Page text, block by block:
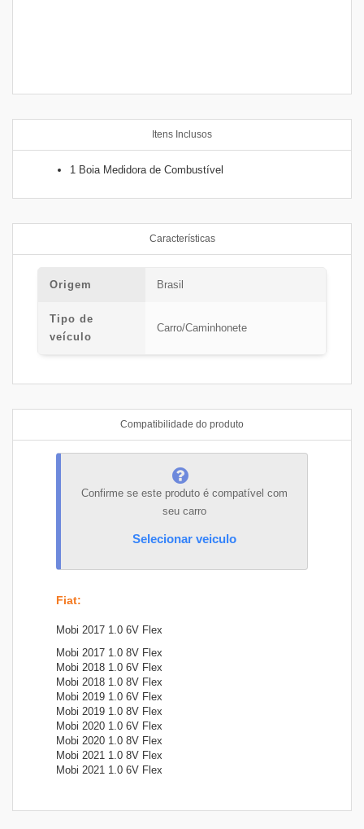
Itens Inclusos
1 Boia Medidora de Combustível
Características
Origem Brasil
Tipo de
veículo
Carro/Caminhonete
Compatibilidade do produto
Confirme se este produto é compatível com
seu carro
Selecionar veiculo
Fiat:
Mobi 2017 1.0 6V Flex
Mobi 2017 1.0 8V Flex
Mobi 2018 1.0 6V Flex
Mobi 2018 1.0 8V Flex
Mobi 2019 1.0 6V Flex
Mobi 2019 1.0 8V Flex
Mobi 2020 1.0 6V Flex
Mobi 2020 1.0 8V Flex
Mobi 2021 1.0 8V Flex
Mobi 2021 1.0 6V Flex